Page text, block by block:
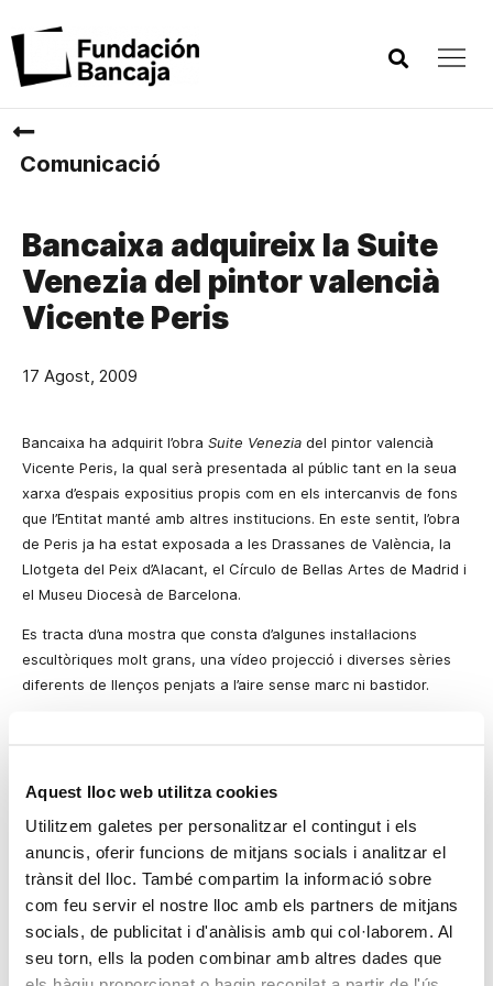
Aquest lloc web utilitza cookies
Utilitzem galetes per personalitzar el contingut i els
anuncis, oferir funcions de mitjans socials i analitzar el
trànsit del lloc. També compartim la informació sobre
com feu servir el nostre lloc amb els partners de mitjans
socials, de publicitat i d'anàlisis amb qui col·laborem. Al
seu torn, ells la poden combinar amb altres dades que
Comunicació
Bancaixa adquireix la Suite
Venezia del pintor valencià
Vicente Peris
17 Agost, 2009
Bancaixa ha adquirit l’obra Suite Venezia del pintor valencià
Vicente Peris, la qual serà presentada al públic tant en la seua
xarxa d’espais expositius propis com en els intercanvis de fons
que l’Entitat manté amb altres institucions. En este sentit, l’obra
de Peris ja ha estat exposada a les Drassanes de València, la
Llotgeta del Peix d’Alacant, el Círculo de Bellas Artes de Madrid i
el Museu Diocesà de Barcelona.
Es tracta d’una mostra que consta d’algunes instal·lacions
escultòriques molt grans, una vídeo projecció i diverses sèries
diferents de llenços penjats a l’aire sense marc ni bastidor.
fotografia, la dansa o la música,el que
artista de participació.
Venècia, ciutat artística per excel·lència, és l’excusa per al viatge
a l’interior de la pintura de Peris, el qual, amb una formació
acadèmica i demostrat prestigi com a retratista i paisatgista, en
un moment donat va trencar amb això i va iniciar un viatge a
l’interior mateix de la pintura, buscant la puresa de l’art.